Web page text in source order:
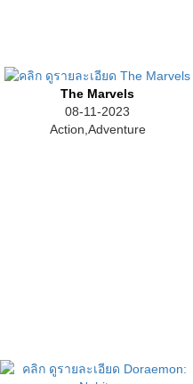
The Marvels
08-11-2023
Action,Adventure